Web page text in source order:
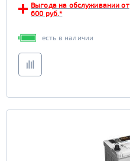
Выгода на обслуживании от
600 руб.*
есть в наличии